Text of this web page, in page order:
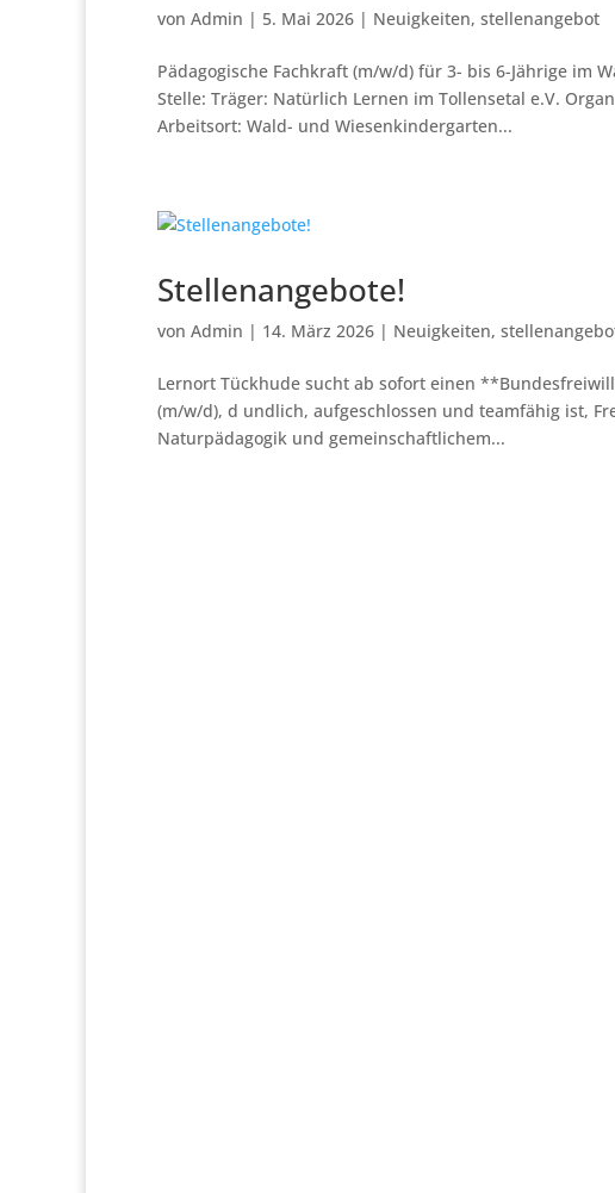
von Admin | 5. Mai 2026 | Neuigkeiten, stellenangebot
Pädagogische Fachkraft (m/w/d) für 3- bis 6-Jährige im
Stelle: Träger: Natürlich Lernen im Tollensetal e.V.
Arbeitsort: Wald- und Wiesenkindergarten...
Stellenangebote!
von Admin | 14. März 2026 | Neuigkeiten,
Lernort Tückhude sucht ab sofort einen
(m/w/d), d undlich, aufgeschlossen und teamfähig ist,
Naturpädagogik und gemeinschaftlichem...